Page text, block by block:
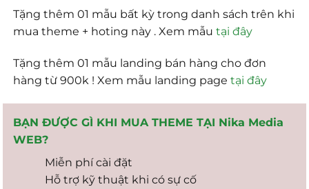
Tặng thêm 01 mẫu bất kỳ trong danh sách trên khi
mua theme + hoting này . Xem mẫutại đây
Tặng thêm 01 mẫu landing bán hàng cho đơn
hàng từ 900k ! Xem mẫu landing pagetại đây
BẠN ĐƯỢC GÌ KHI MUA THEME TẠI Nika Media
WEB?
Miễn phí cài đặt
Hỗ trợ kỹ thuật khi có sự cố